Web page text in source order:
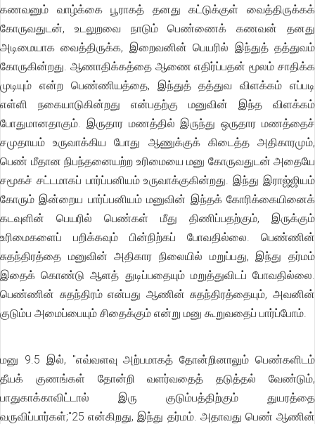
கணவனும் வாழ்க்கை பூராகத் தனது கட்டுக்குள் வைத்திருக்கக்
கோருவதுடன், உடலுறவை நாடும் பெண்ணைக் கணவன் தனது
அடிமையாக வைத்திருக்க, இறைவனின் பெயரில் இந்துத் தத்துவம்
கோருகின்றது. ஆணாதிக்கத்தை ஆணை எதிர்ப்பதன் மூலம் சாதிக்க
முடியும் என்ற பெண்ணியத்தை, இந்துத் தத்துவ விளக்கம் எப்படி
எள்ளி நகையாடுகின்றது என்பதற்கு மனுவின் இந்த விளக்கம்
போதுமானதாகும். இருதார மணத்தில் இருந்து ஒருதார மணத்தைச்
சமுதாயம் உருவாக்கிய போது ஆணுக்குக் கிடைத்த அதிகாரமும்,
பெண் மீதான நிபந்தனையற்ற உரிமையை மனு கோருவதுடன் அதையே
சமூகச் சட்டமாகப் பார்ப்பனியம் உருவாக்குகின்றது. இந்து இராஜ்ஜியம்
கோரும் இன்றைய பார்ப்பனியம் மனுவின் இந்தக் கோரிக்கையினைக்
கடவுளின் பெயரில் பெண்கள் மீது திணிப்பதற்கும், இருக்கும்
உரிமைகளைப் பறிக்கவும் பின்நிற்கப் போவதில்லை. பெண்ணின்
சுதந்திரத்தை மனுவின் அதிகார நிலையில் மறுப்பது, இந்து தர்மம்
இதைக் கொண்டு ஆளத் துடிப்பதையும் மறுத்துவிடப் போவதில்லை.
பெண்ணின் சுதந்திரம் என்பது ஆணின் சுதந்திரத்தையும், அவனின்
குடும்ப அமைப்பையும் சிதைக்கும் என்று மனு கூறுவதைப் பார்ப்போம்.
மனு 9.5 இல், ''எவ்வளவு அற்பமாகத் தோன்றினாலும் பெண்களிடம்
தீயக் குணங்கள் தோன்றி வளர்வதைத் தடுத்தல் வேண்டும்,
பாதுகாக்காவிட்டால் இரு குடும்பத்திற்கும் துயரத்தை
வருவிப்பார்கள்;"25 என்கிறது, இந்து தர்மம். அதாவது பெண் ஆணின்